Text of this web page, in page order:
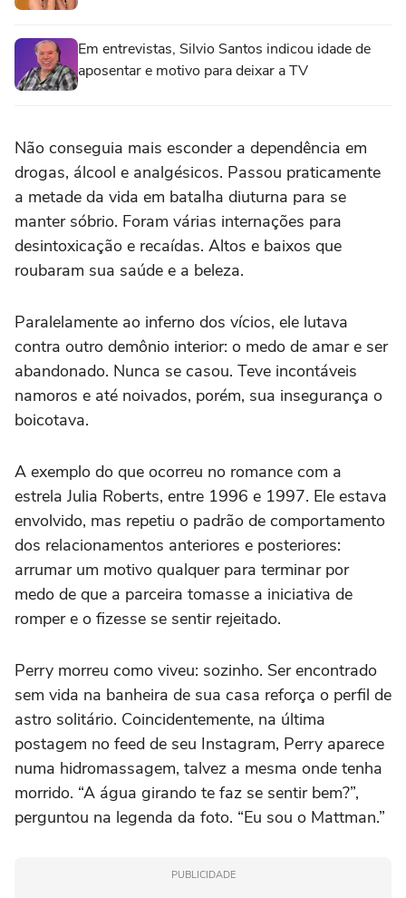
Em entrevistas, Silvio Santos indicou idade de
aposentar e motivo para deixar a TV
Não conseguia mais esconder a dependência em
drogas, álcool e analgésicos. Passou praticamente
a metade da vida em batalha diuturna para se
manter sóbrio. Foram várias internações para
desintoxicação e recaídas. Altos e baixos que
roubaram sua saúde e a beleza.
Paralelamente ao inferno dos vícios, ele lutava
contra outro demônio interior: o medo de amar e ser
abandonado. Nunca se casou. Teve incontáveis
namoros e até noivados, porém, sua insegurança o
boicotava.
A exemplo do que ocorreu no romance com a
estrela Julia Roberts, entre 1996 e 1997. Ele estava
envolvido, mas repetiu o padrão de comportamento
dos relacionamentos anteriores e posteriores:
arrumar um motivo qualquer para terminar por
medo de que a parceira tomasse a iniciativa de
romper e o fizesse se sentir rejeitado.
Perry morreu como viveu: sozinho. Ser encontrado
sem vida na banheira de sua casa reforça o perfil de
astro solitário. Coincidentemente, na última
postagem no feed de seu Instagram, Perry aparece
numa hidromassagem, talvez a mesma onde tenha
morrido. “A água girando te faz se sentir bem?”,
perguntou na legenda da foto. “Eu sou o Mattman.”
PUBLICIDADE